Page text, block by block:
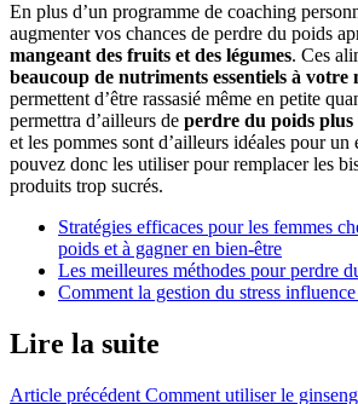
En plus d’un programme de coaching
augmenter vos chances de perdre du poids
mangeant des fruits et des légumes. Ces
beaucoup de nutriments essentiels à votre
permettent d’être rassasié même en petite
permettra d’ailleurs de perdre du poids plus
et les pommes sont d’ailleurs idéales pour un
pouvez donc les utiliser pour remplacer les
produits trop sucrés.
Stratégies efficaces pour les femmes
poids et à gagner en bien-être
Les meilleures méthodes pour perdre
Comment la gestion du stress
Lire la suite
Article précédent Comment utiliser le